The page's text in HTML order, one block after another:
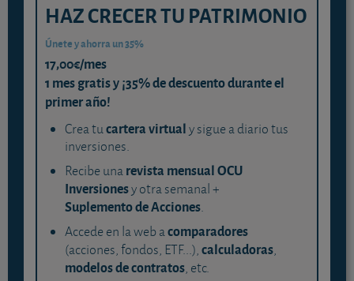
HAZ CRECER TU PATRIMONIO
Únete y ahorra un 35%
17,00€/mes
1 mes gratis y ¡35% de descuento durante el
primer año!
Crea tucartera virtualy sigue a diario tus
inversiones.
Recibe unarevista mensual OCU
Inversionesy otra semanal +
Suplemento de Acciones.
Accede en la web acomparadores
(acciones, fondos, ETF...),calculadoras,
modelos de contratos, etc.